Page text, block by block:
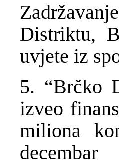
Zadrž
Distriktu,
uvjete iz
5. “Brčko
izveo
miliona